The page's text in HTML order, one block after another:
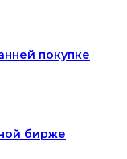
покупке
бирже